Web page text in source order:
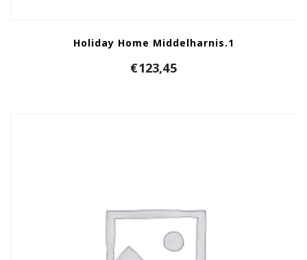
Holiday Home Middelharnis.1
€123,45